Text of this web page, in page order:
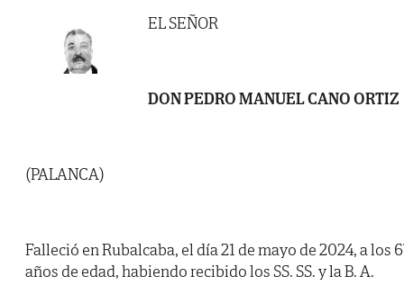
EL SEÑOR
DON PEDRO MANUEL CANO ORTIZ
(PALANCA)
Falleció en Rubalcaba, el día 21 de mayo de 2024, a los
años de edad, habiendo recibido los SS. SS. y la B. A.